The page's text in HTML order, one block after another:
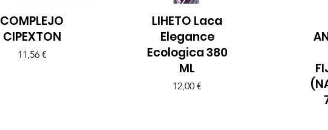
Vista rápida
COMPLEJO
CIPEXTON
Precio
11,56 €
Vista rápida
LIHETO Laca
Elegance
Ecologica 380
ML
Precio
12,00 €